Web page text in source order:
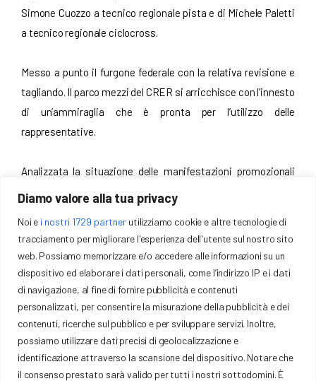
Diamo valore alla tua privacy
Noi e i nostri 1729 partner utilizziamo cookie e altre tecnologie di
tracciamento per migliorare l'esperienza dell'utente sul nostro sito
web. Possiamo memorizzare e/o accedere alle informazioni su un
dispositivo ed elaborare i dati personali, come l’indirizzo IP e i dati
di navigazione, al fine di fornire pubblicità e contenuti
personalizzati, per consentire la misurazione della pubblicità e dei
contenuti, ricerche sul pubblico e per sviluppare servizi. Inoltre,
possiamo utilizzare dati precisi di geolocalizzazione e
identificazione attraverso la scansione del dispositivo. Notare che
il consenso prestato sarà valido per tutti i nostri sottodomini. È
Simone Cuozzo a tecnico regionale pista e di Michele Paletti
a tecnico regionale ciclocross.
Messo a punto il furgone federale con la relativa revisione e
tagliando. Il parco mezzi del CRER si arricchisce con l’innesto
di un’ammiraglia che è pronta per l’utilizzo delle
rappresentative.
Analizzata la situazione delle manifestazioni promozionali
utilizzate come vere e proprie gare ciclistiche, il Consiglio
il rispetto delle norme federali.
Il Presidente
Pierluigi De Vitis